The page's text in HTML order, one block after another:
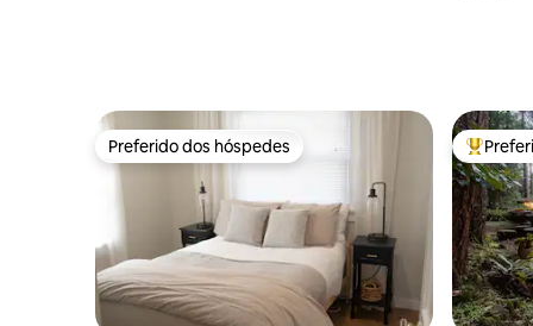
Preferido dos hóspedes
Preferido dos hóspedes Entre os